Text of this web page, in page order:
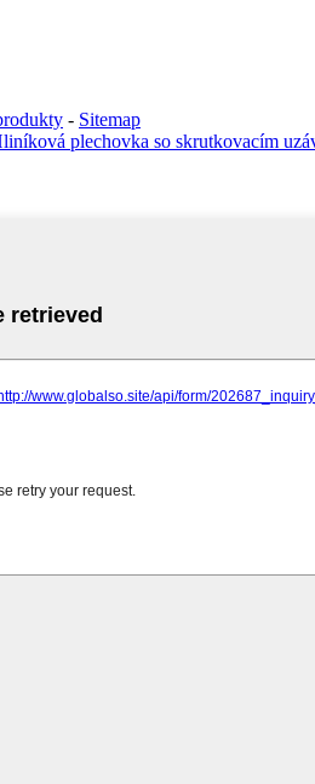
- Sitemap
plechovka so skrutkovacím